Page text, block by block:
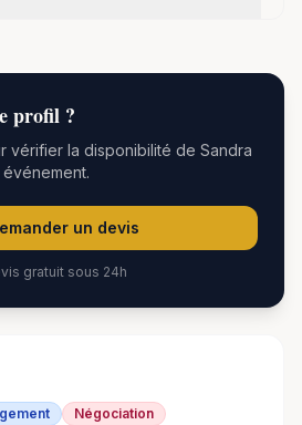
profil ?
vérifier la disponibilité de Sandra
un devis
gratuit sous 24h
Négociation